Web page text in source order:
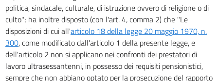
politica, sindacale, culturale, di istruzione ovvero di religione o di
culto"; ha inoltre disposto (con l'art. 4, comma 2) che "Le
disposizioni di cui all'articolo 18 della legge 20 maggio 1970, n.
300, come modificato dall'articolo 1 della presente legge, e
dell'articolo 2 non si applicano nei confronti dei prestatori di
lavoro ultrasessantenni, in possesso dei requisiti pensionistici,
sempre che non abbiano optato per la prosecuzione del rapporto